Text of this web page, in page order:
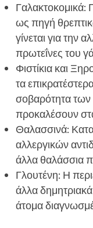
ως πηγή
γίνεται για την
πρωτεΐνες του
Φιστίκια και
τα
σοβαρότητα
προκαλέσουν
Θαλασσινά:
αλλεργικών
άλλα θαλάσσια
Γλουτένη: Η
άλλα
άτομα